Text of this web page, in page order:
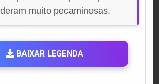
muito pecaminosas.
BAIXAR LEGENDA